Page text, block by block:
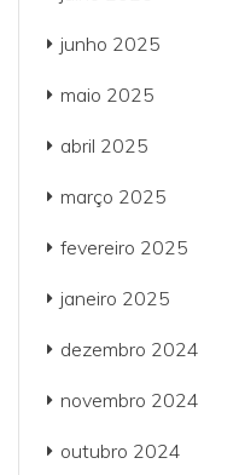
junho 2025
maio 2025
abril 2025
março 2025
fevereiro 2025
janeiro 2025
dezembro 2024
novembro 2024
outubro 2024